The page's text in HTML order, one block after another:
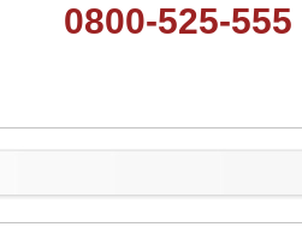
0800-525-555